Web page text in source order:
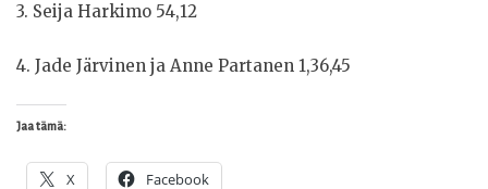
3. Seija Harkimo 54,12
4. Jade Järvinen ja Anne Partanen 1,36,45
Jaa tämä:
X Facebook